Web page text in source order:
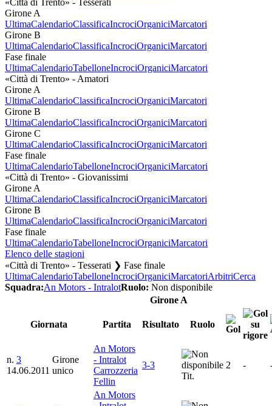
Girone A
UltimaCalendarioClassificaIncrociOrganiciMarcatori
Girone B
UltimaCalendarioClassificaIncrociOrganiciMarcatori
Fase finale
UltimaCalendarioTabelloneIncrociOrganiciMarcatori
«Città di Trento» - Amatori
Girone A
UltimaCalendarioClassificaIncrociOrganiciMarcatori
Girone B
UltimaCalendarioClassificaIncrociOrganiciMarcatori
Girone C
UltimaCalendarioClassificaIncrociOrganiciMarcatori
Fase finale
UltimaCalendarioTabelloneIncrociOrganiciMarcatori
«Città di Trento» - Giovanissimi
Girone A
UltimaCalendarioClassificaIncrociOrganiciMarcatori
Girone B
UltimaCalendarioClassificaIncrociOrganiciMarcatori
Fase finale
UltimaCalendarioTabelloneIncrociOrganiciMarcatori
Elenco delle stagioni
«Città di Trento» - Tesserati ❯ Fase finale
UltimaCalendarioTabelloneIncrociOrganiciMarcatoriArbitriCerca
Squadra:An Motors - IntralotRuolo: Non disponibile
Girone A
Giornata Partita Risultato Ruolo
n. 3
14.06.2011
Girone
unico
An Motors
- Intralot
Carrozzeria
Fellin
3-3
Tit.
2 -
An Motors